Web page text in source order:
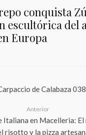
conquista
escultórica del
Europa
Anterior
Italiana en Macelleria: El
risotto y la pizza